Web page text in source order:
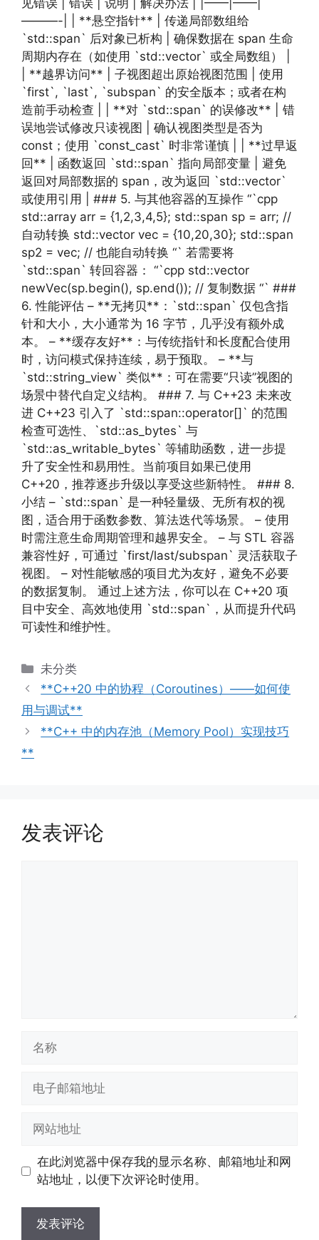
见错误 | 错误 | 说明 | 解决办法 | |——|——|
———-| | **悬空指针** | 传递局部数组给
`std::span` 后对象已析构 | 确保数据在 span 生命
周期内存在（如使用 `std::vector` 或全局数组） |
| **越界访问** | 子视图超出原始视图范围 | 使用
`first`, `last`, `subspan` 的安全版本；或者在构
造前手动检查 | | **对 `std::span` 的误修改** | 错
误地尝试修改只读视图 | 确认视图类型是否为
const；使用 `const_cast` 时非常谨慎 | | **过早返
回** | 函数返回 `std::span` 指向局部变量 | 避免
返回对局部数据的 span，改为返回 `std::vector`
或使用引用 | ### 5. 与其他容器的互操作 “`cpp
std::array arr = {1,2,3,4,5}; std::span sp = arr; //
自动转换 std::vector vec = {10,20,30}; std::span
sp2 = vec; // 也能自动转换 “` 若需要将
`std::span` 转回容器： “`cpp std::vector
newVec(sp.begin(), sp.end()); // 复制数据 “` ###
6. 性能评估 – **无拷贝**：`std::span` 仅包含指
针和大小，大小通常为 16 字节，几乎没有额外成
本。 – **缓存友好**：与传统指针和长度配合使用
时，访问模式保持连续，易于预取。 – **与
`std::string_view` 类似**：可在需要“只读”视图的
场景中替代自定义结构。 ### 7. 与 C++23 未来改
进 C++23 引入了 `std::span::operator[]` 的范围
检查可选性、`std::as_bytes` 与
`std::as_writable_bytes` 等辅助函数，进一步提
升了安全性和易用性。当前项目如果已使用
C++20，推荐逐步升级以享受这些新特性。 ### 8.
小结 – `std::span` 是一种轻量级、无所有权的视
图，适合用于函数参数、算法迭代等场景。 – 使用
时需注意生命周期管理和越界安全。 – 与 STL 容器
兼容性好，可通过 `first/last/subspan` 灵活获取子
视图。 – 对性能敏感的项目尤为友好，避免不必要
的数据复制。 通过上述方法，你可以在 C++20 项
目中安全、高效地使用 `std::span`，从而提升代码
可读性和维护性。
分
类
未分类
**C++20 中的协程（Coroutines）——如何使
用与调试**
**C++ 中的内存池（Memory Pool）实现技巧
**
发表评论
址
址
在此浏览器中保存我的显示名称、邮箱地址和网
站地址，以便下次评论时使用。